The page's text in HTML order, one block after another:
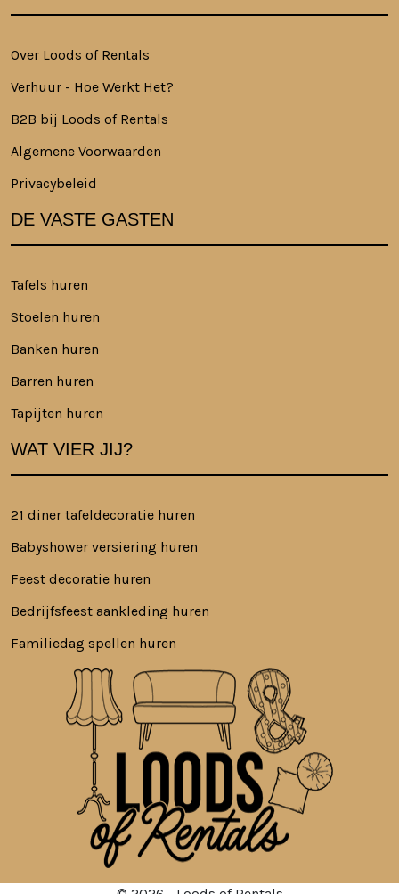
Over Loods of Rentals
Verhuur - Hoe Werkt Het?
B2B bij Loods of Rentals
Algemene Voorwaarden
Privacybeleid
DE VASTE GASTEN
Tafels huren
Stoelen huren
Banken huren
Barren huren
Tapijten huren
WAT VIER JIJ?
21 diner tafeldecoratie huren
Babyshower versiering huren
Feest decoratie huren
Bedrijfsfeest aankleding huren
Familiedag spellen huren